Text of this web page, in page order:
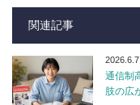
関連記事
2026.6.7
通信制
肢の広